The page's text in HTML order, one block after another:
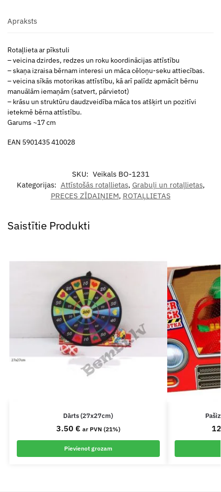
Apraksts
Rotaļlieta ar pīkstuli
– veicina dzirdes, redzes un roku koordinācijas attīstību
– skaņa izraisa bērnam interesi un māca cēloņu-seku attiecības.
– veicina sīkās motorikas attīstību, kā arī palīdz apmācīt bērnu
manuālām iemaņām (satvert, pārvietot)
– krāsu un struktūru daudzveidība māca tos atšķirt un pozitīvi
ietekmē bērna attīstību.
Garums ~17 cm
EAN 5901435 410028
SKU: Veikals BO-1231
Kategorijas: Attīstošās rotaļlietas, Grabuļi un rotaļlietas,
PRECES ZĪDAIŅIEM, ROTAĻLIETAS
Saistītie Produkti
Dārts (27x27cm)
3.50 € ar PVN (21%)
Pievienot grozam